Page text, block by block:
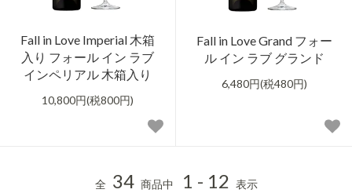
Fall in Love Imperial 木箱
入り フォール イン ラブ
インペリアル 木箱入り
10,800円(税800円)
Fall in Love Grand フォー
ル イン ラブ グランド
6,480円(税480円)
全 34 商品中 1 - 12 表示